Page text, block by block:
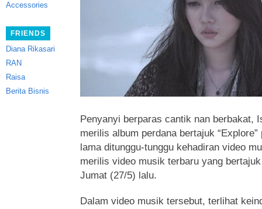
Accessories
FRIENDS
Diana Rikasari
RAN
Raisa
Berita Bisnis
Penyanyi berparas cantik nan berbakat,
merilis album perdana bertajuk “Explore”
lama ditunggu-tunggu kehadiran video
merilis video musik terbaru yang
Jumat (27/5) lalu.
Dalam video musik tersebut, terlihat